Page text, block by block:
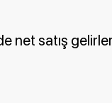
net satış